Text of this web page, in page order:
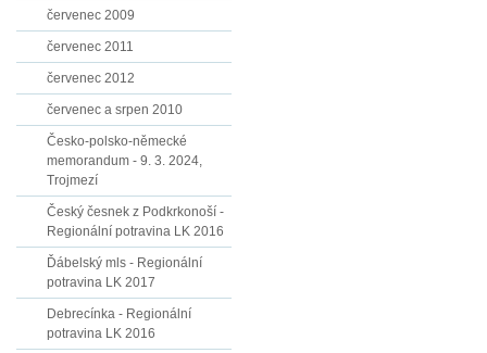
červenec 2009
červenec 2011
červenec 2012
červenec a srpen 2010
Česko-polsko-německé
memorandum - 9. 3. 2024,
Trojmezí
Český česnek z Podkrkonoší -
Regionální potravina LK 2016
Ďábelský mls - Regionální
potravina LK 2017
Debrecínka - Regionální
potravina LK 2016